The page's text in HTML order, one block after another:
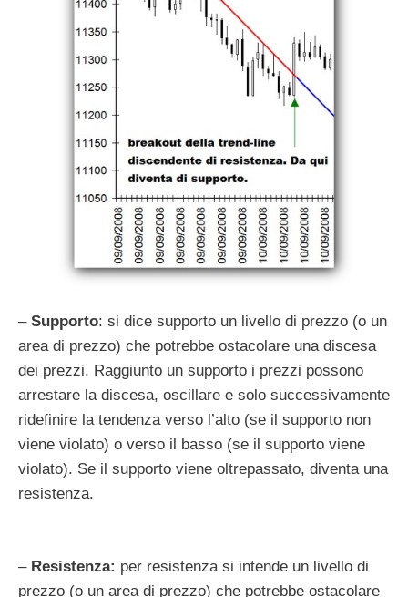
– Supporto: si dice supporto un livello di prezzo (o un
area di prezzo) che potrebbe ostacolare una discesa
dei prezzi. Raggiunto un supporto i prezzi possono
arrestare la discesa, oscillare e solo successivamente
ridefinire la tendenza verso l’alto (se il supporto non
viene violato) o verso il basso (se il supporto viene
violato). Se il supporto viene oltrepassato, diventa una
resistenza.
– Resistenza: per resistenza si intende un livello di
prezzo (o un area di prezzo) che potrebbe ostacolare